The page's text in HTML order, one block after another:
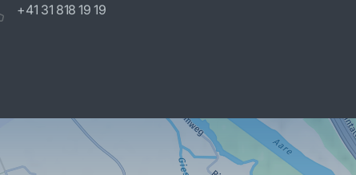
+41 31 818 19 19